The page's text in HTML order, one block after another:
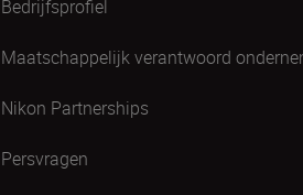
Bedrijfsprofiel
Maatschappelijk verantwoord
Nikon Partnerships
Persvragen